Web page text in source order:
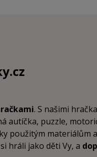
. S našimi
puzzle,
použitým materiálům
hráli jako děti Vy, a